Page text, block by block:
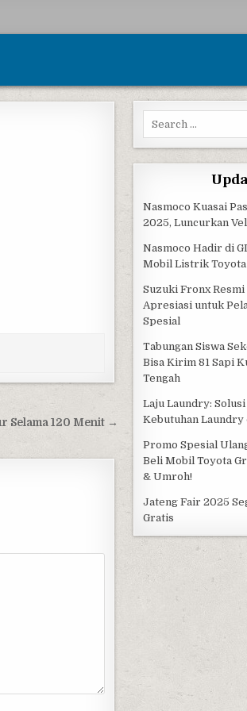
Selama 120 Menit →
Search for:
Nasmoco Kuasai
2025, Luncurkan
Nasmoco Hadir di
Mobil Listrik Toyota
Suzuki Fronx
Apresiasi untuk
Spesial
Tabungan Siswa
Bisa Kirim 81 Sapi
Tengah
Laju Laundry:
Kebutuhan Laundry
Promo Spesial
Beli Mobil Toyota
& Umroh!
Jateng Fair 2025
Gratis